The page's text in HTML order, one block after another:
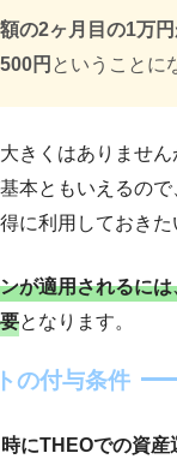
の2ヶ月目の1万
円 ということに
きくはありませ
本ともいえるの
に利用しておきた
が適用されるに
となります。
の付与条件
にTHEOでの資産